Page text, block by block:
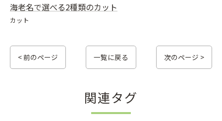
海老名で選べる2種類のカット
カット
< 前のページ 一覧に戻る 次のページ >
関連タグ